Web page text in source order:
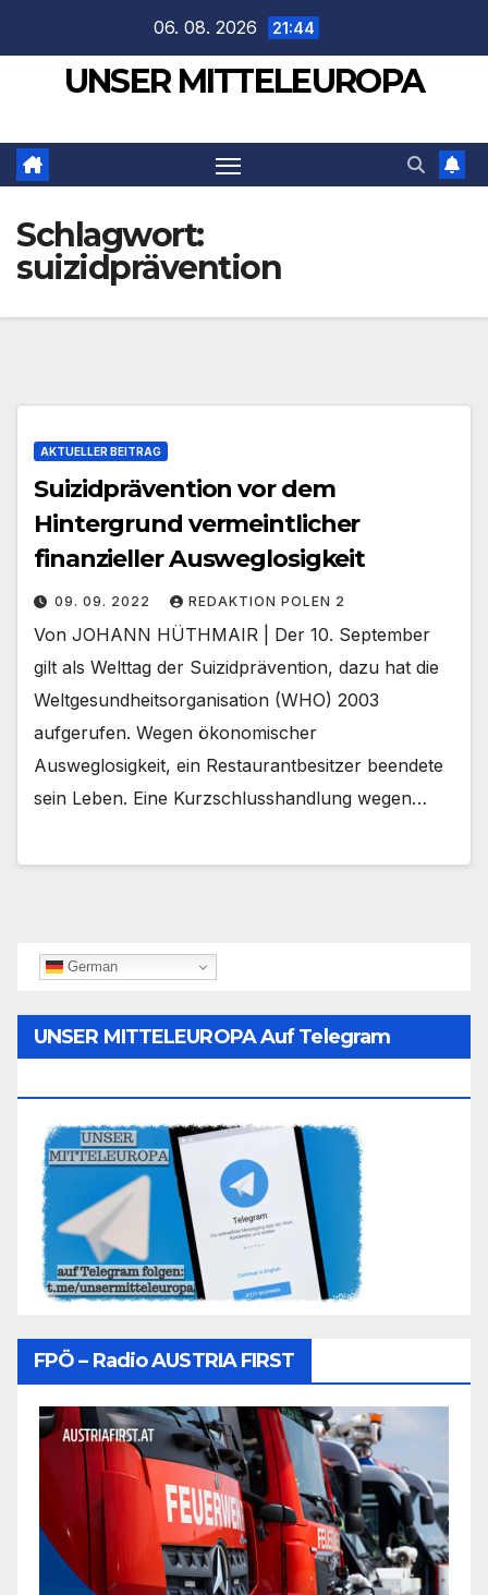
springen
06. 08. 2026 21:44
UNSER MITTELEUROPA
Schlagwort:
suizidprävention
AKTUELLER BEITRAG
Suizidprävention vor dem
Hintergrund vermeintlicher
finanzieller Ausweglosigkeit
09. 09. 2022 REDAKTION POLEN 2
Von JOHANN HÜTHMAIR | Der 10. September
gilt als Welttag der Suizidprävention, dazu hat die
Weltgesundheitsorganisation (WHO) 2003
aufgerufen. Wegen ökonomischer
Ausweglosigkeit, ein Restaurantbesitzer beendete
sein Leben. Eine Kurzschlusshandlung wegen…
German
UNSER MITTELEUROPA Auf Telegram
FPÖ – Radio AUSTRIA FIRST